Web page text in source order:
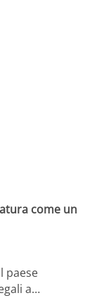
come un
paese
a…